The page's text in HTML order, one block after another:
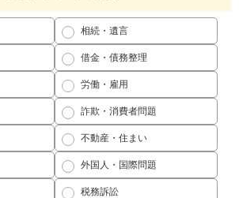
相続・遺言
借金・債務整理
労働・雇用
詐欺・消費者問題
不動産・住まい
外国人・国際問題
税務訴訟